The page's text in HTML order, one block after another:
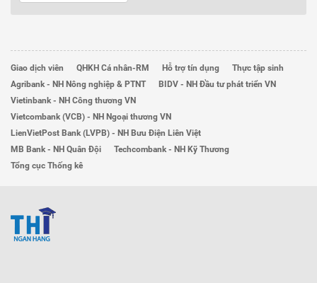
Giao dịch viên QHKH Cá nhân-RM Hỗ trợ tín dụng
Thực tập sinh
Agribank - NH Nông nghiệp & PTNT
BIDV - NH Đầu tư phát triển VN
Vietinbank - NH Công thương VN
Vietcombank (VCB) - NH Ngoại thương VN
LienVietPost Bank (LVPB) - NH Bưu Điện Liên Việt
MB Bank - NH Quân Đội
Techcombank - NH Kỹ Thương
Tổng cục Thống kê